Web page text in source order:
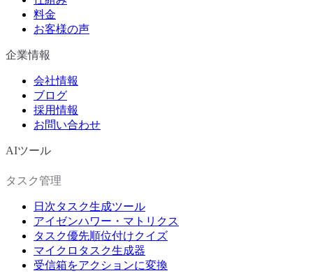
料金
お客様の声
企業情報
会社情報
ブログ
採用情報
お問い合わせ
AIツール
タスク管理
日次タスク生成ツール
アイゼンハワー・マトリクス
タスク優先順位付けクイズ
マイクロタスク生成器
受信箱をアクションに変換